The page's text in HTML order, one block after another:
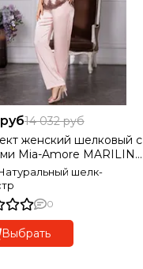
14 032 руб
женский шелковый с
Mia-Amore MARILIN
3106
шелк-
0
Выбрать